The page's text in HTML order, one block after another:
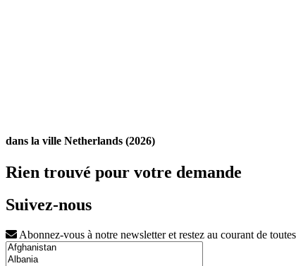
dans la ville Netherlands (2026)
Rien trouvé pour votre demande
Suivez-nous
Abonnez-vous à notre newsletter et restez au courant de